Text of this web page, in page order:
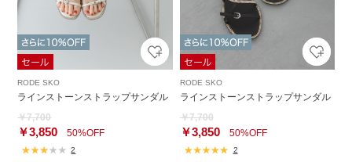
RODE SKO
ラインストーンストラップサンダル
￥7,700
￥3,850 50%OFF
2
RODE SKO
ラインストーンストラップサンダル
￥7,700
￥3,85050%OFF
2